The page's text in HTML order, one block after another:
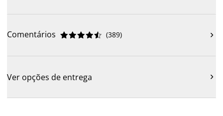
Comentários 




 (389) 
Ver opções de entrega 